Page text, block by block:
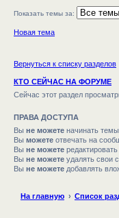
Показать темы за:
Новая тема
Вернуться к списку разделов
КТО СЕЙЧАС НА ФОРУМЕ
Сейчас этот раздел
ПРАВА ДОСТУПА
Вы не можете начинать темы
Вы можете отвечать на
Вы не можете
Вы не можете удалять свои
Вы не можете добавлять
На главную Список